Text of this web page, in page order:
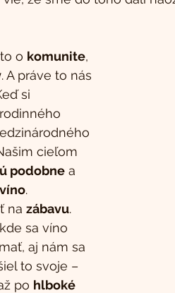
o komunite,
. A práve to nás
si
cieľom
podobne a
.
na zábavu.
sa víno
aj nám sa
to svoje –
po hlboké